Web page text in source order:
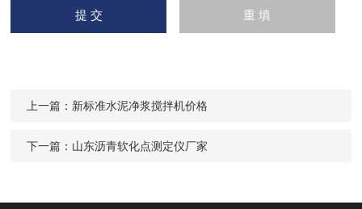
上一篇： 新标准水泥净浆搅拌机价格
下一篇： 山东沥青软化点测定仪厂家